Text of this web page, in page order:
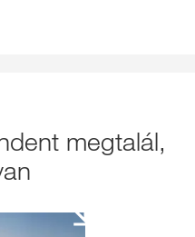
megtalál,